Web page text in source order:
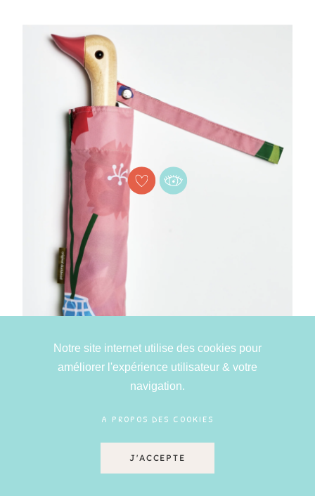
ORIGINAL DUCKHEAD - PARAPLUIE
Notre site internet utilise des cookies pour
améliorer l'expérience utilisateur & votre
navigation.
A PROPOS DES COOKIES
J'ACCEPTE